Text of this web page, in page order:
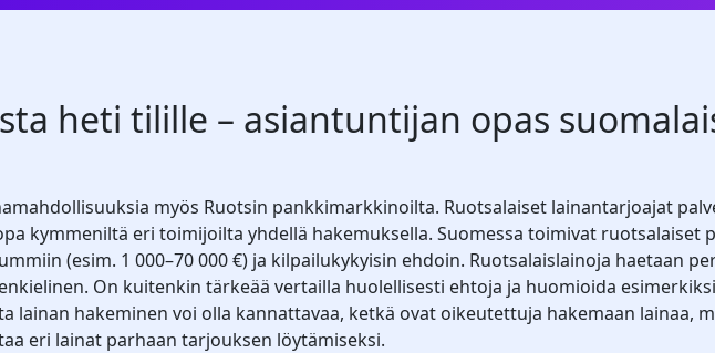
heti tilille – asiantuntijan opas
myös Ruotsin pankkimarkkinoilta. Ruotsalaiset lainantarjoajat
kymmeniltä eri toimijoilta yhdellä hakemuksella. Suomessa toimivat ruotsalaiset
(esim. 1 000–70 000 €) ja kilpailukykyisin ehdoin. Ruotsalaislainoja haetaan
On kuitenkin tärkeää vertailla huolellisesti ehtoja ja huomioida
lainan hakeminen voi olla kannattavaa, ketkä ovat oikeutettuja hakemaan lainaa,
eri lainat parhaan tarjouksen löytämiseksi.